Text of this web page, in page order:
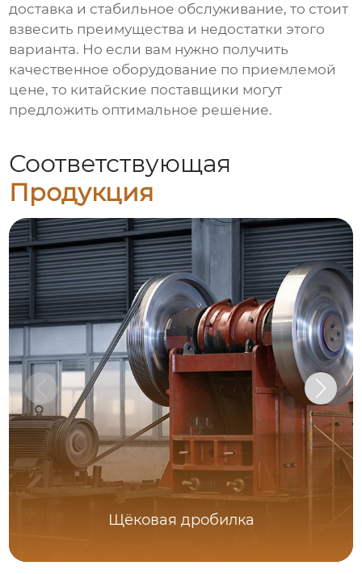
доставка и стабильное обслуживание, то стоит
взвесить преимущества и недостатки этого
варианта. Но если вам нужно получить
качественное оборудование по приемлемой
цене, то китайские поставщики могут
предложить оптимальное решение.
Соответствующая
Продукция
Щёковая дробилка